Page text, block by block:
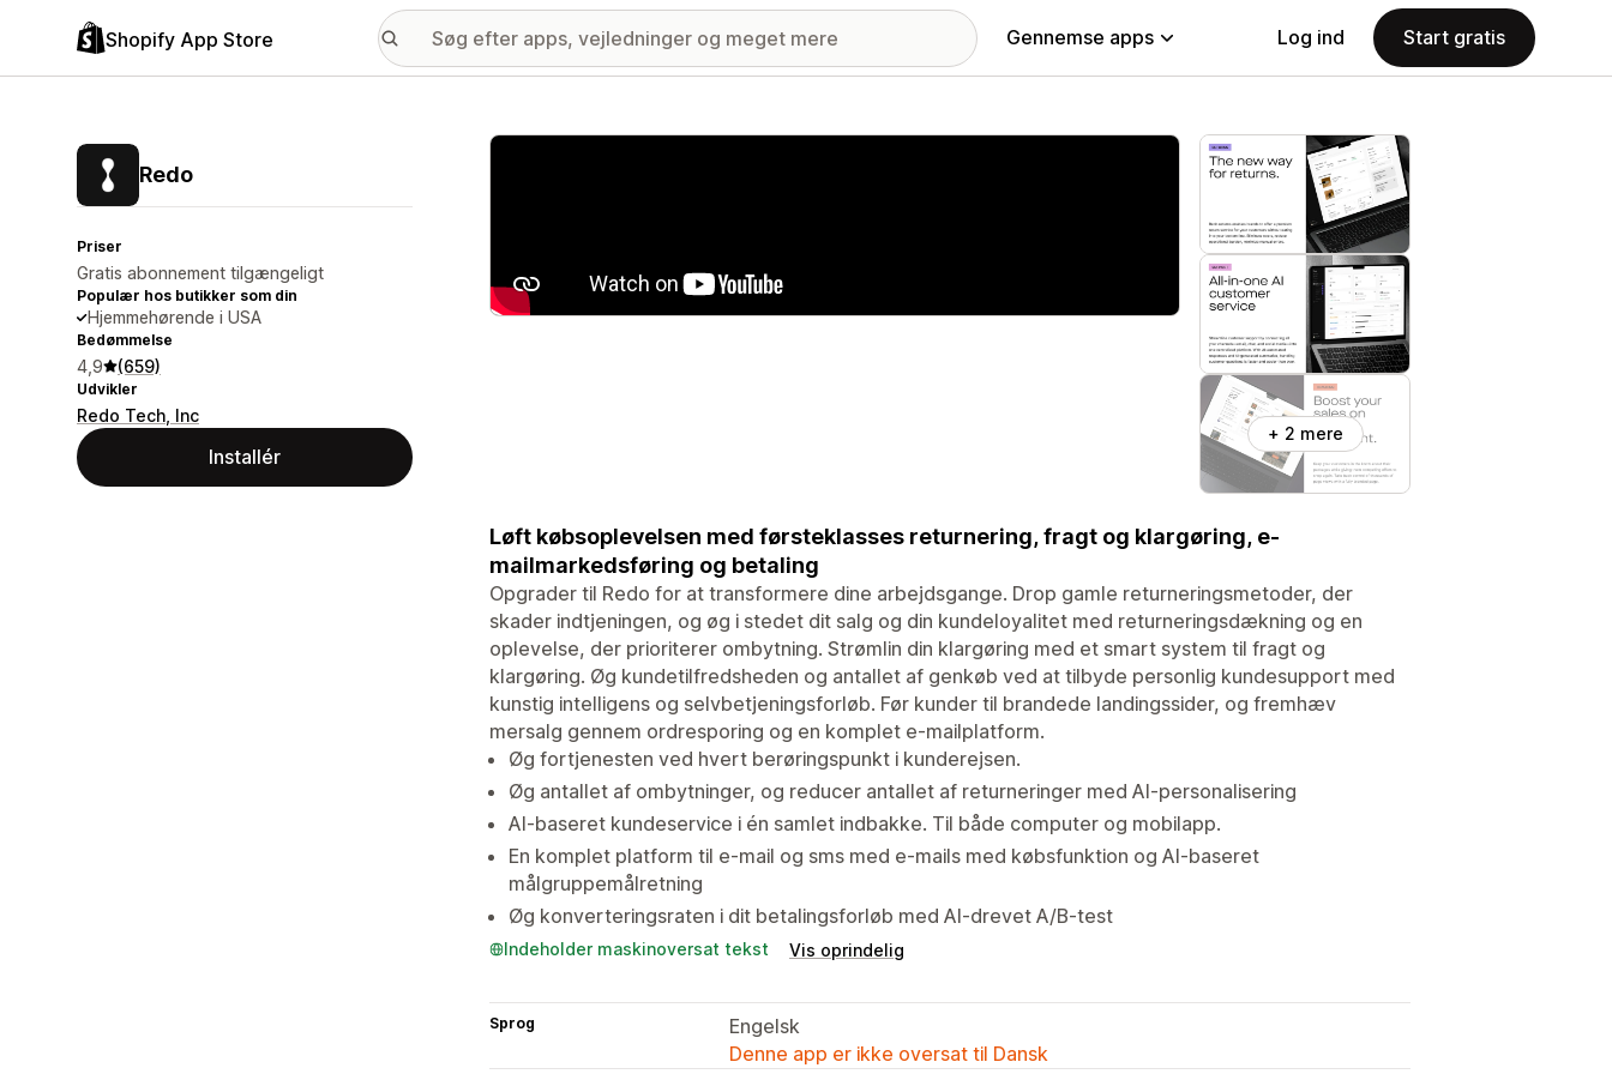
Shopify App Store Gennemse apps Log ind Start gratis
Redo
Priser
Gratis abonnement tilgængeligt
Populær hos butikker som din
Hjemmehørende i USA
Bedømmelse
4,9 (659)
Udvikler
Redo Tech, Inc
Installér
Galleri med udvalgte billeder
+ 2 mere
Løft købsoplevelsen med førsteklasses returnering, fragt og klargøring, e-
mailmarkedsføring og betaling
Opgrader til Redo for at transformere dine arbejdsgange. Drop gamle returneringsmetoder, der
skader indtjeningen, og øg i stedet dit salg og din kundeloyalitet med returneringsdækning og en
oplevelse, der prioriterer ombytning. Strømlin din klargøring med et smart system til fragt og
klargøring. Øg kundetilfredsheden og antallet af genkøb ved at tilbyde personlig kundesupport med
kunstig intelligens og selvbetjeningsforløb. Før kunder til brandede landingssider, og fremhæv
mersalg gennem ordresporing og en komplet e-mailplatform.
Øg fortjenesten ved hvert berøringspunkt i kunderejsen.
Øg antallet af ombytninger, og reducer antallet af returneringer med AI-personalisering
AI-baseret kundeservice i én samlet indbakke. Til både computer og mobilapp.
En komplet platform til e-mail og sms med e-mails med købsfunktion og AI-baseret
målgruppemålretning
Øg konverteringsraten i dit betalingsforløb med AI-drevet A/B-test
Indeholder maskinoversat tekst Vis oprindelig
Sprog
Engelsk
Denne app er ikke oversat til Dansk